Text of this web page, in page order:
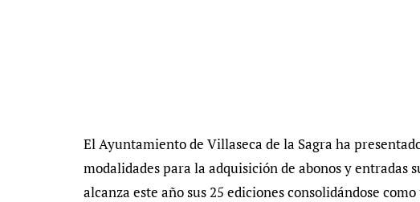
El Ayuntamiento de Villaseca de la Sagra ha
modalidades para la adquisición de abonos y
alcanza este año sus 25 ediciones consolidándose